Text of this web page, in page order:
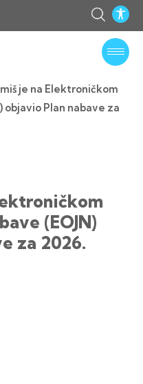
je na Elektroničkom
objavio Plan nabave za
(EOJN)
za 2026.